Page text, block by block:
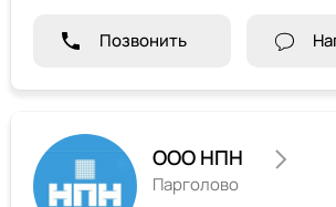
Позвонить
ООО НПН
Парголово